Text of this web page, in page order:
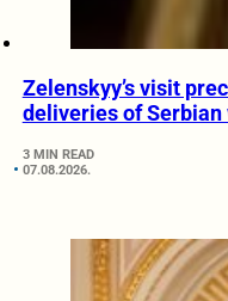
Zelenskyy’s visit
deliveries of
3 MIN READ
07.08.2026.